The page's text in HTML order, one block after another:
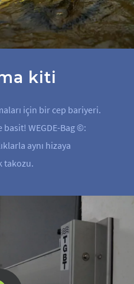
kiti
için bir cep bariyeri.
WEGDE-Bag ©:
aynı hizaya
takozu.